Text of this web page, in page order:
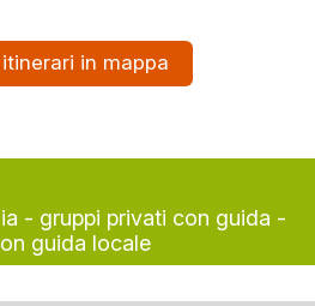
in mappa
- gruppi privati con guida -
guida locale